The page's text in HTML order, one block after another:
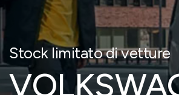
Stock limitato di vetture